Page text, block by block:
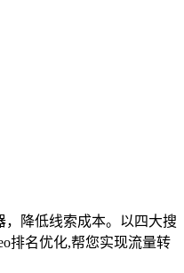
，降低线索成本。以四大搜
排名优化,帮您实现流量转